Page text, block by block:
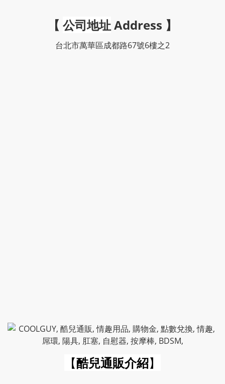
【 公司地址Address 】
台北市萬華區成都路67號6樓之2
【酷兒通販介紹】